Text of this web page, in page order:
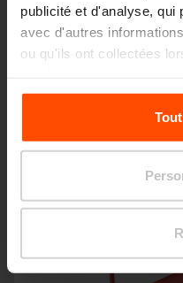
publicité et d'analyse, qui
avec d'autres
ou qu'ils ont collectées
Pour plus d'informations,
sitePrinciples Relating
Produits